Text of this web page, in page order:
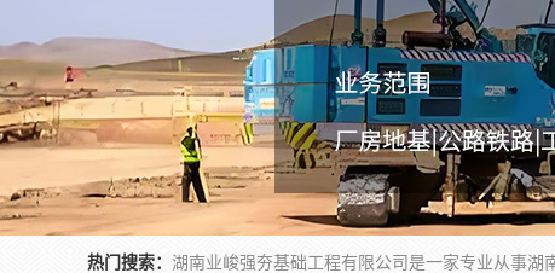
热门搜索：